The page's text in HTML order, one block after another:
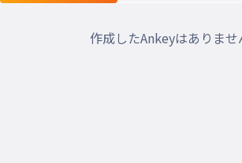
作成したAnkeyはありませ